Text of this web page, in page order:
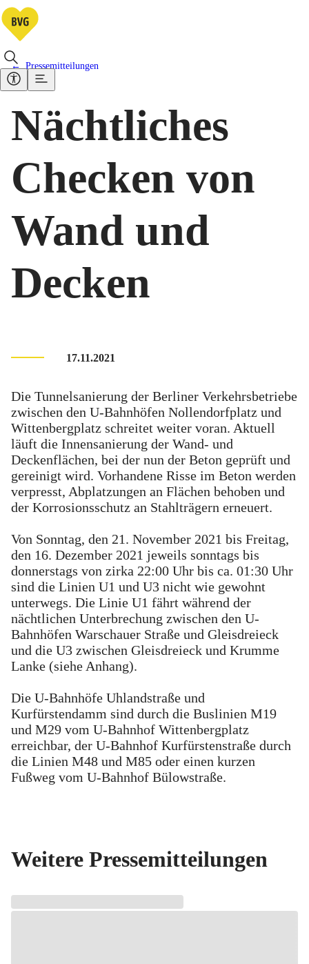
Pressemitteilungen
Nächtliches
Checken von
Wand und
Decken
17.11.2021
Die Tunnelsanierung der Berliner Verkehrsbetriebe
zwischen den U-Bahnhöfen Nollendorfplatz und
Wittenbergplatz schreitet weiter voran. Aktuell
läuft die Innensanierung der Wand- und
Deckenflächen, bei der nun der Beton geprüft und
gereinigt wird. Vorhandene Risse im Beton werden
verpresst, Abplatzungen an Flächen behoben und
der Korrosionsschutz an Stahlträgern erneuert.
Von Sonntag, den 21. November 2021 bis Freitag,
den 16. Dezember 2021 jeweils sonntags bis
donnerstags von zirka 22:00 Uhr bis ca. 01:30 Uhr
sind die Linien U1 und U3 nicht wie gewohnt
unterwegs. Die Linie U1 fährt während der
nächtlichen Unterbrechung zwischen den U-
Bahnhöfen Warschauer Straße und Gleisdreieck
und die U3 zwischen Gleisdreieck und Krumme
Lanke (siehe Anhang).
Die U-Bahnhöfe Uhlandstraße und
Kurfürstendamm sind durch die Buslinien M19
und M29 vom U-Bahnhof Wittenbergplatz
erreichbar, der U-Bahnhof Kurfürstenstraße durch
die Linien M48 und M85 oder einen kurzen
Fußweg vom U-Bahnhof Bülowstraße.
Weitere Pressemitteilungen